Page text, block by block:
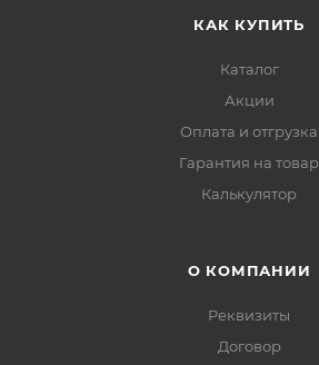
КАК КУПИТЬ
Каталог
Акции
Оплата и отгрузка
Гарантия на товар
Калькулятор
О КОМПАНИИ
Реквизиты
Договор